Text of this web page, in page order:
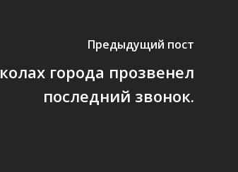
Предыдущий пост
города прозвенел
последний звонок.